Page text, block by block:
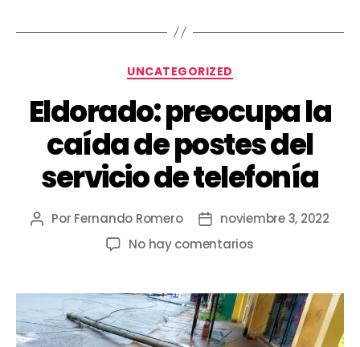
UNCATEGORIZED
Eldorado: preocupa la
caída de postes del
servicio de telefonía
Por Fernando Romero
noviembre 3, 2022
No hay comentarios